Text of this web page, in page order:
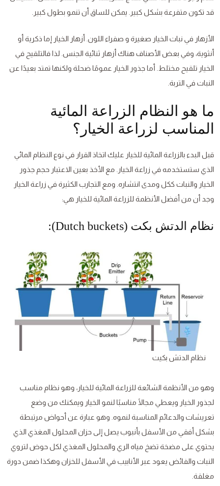
قد تكون متفرعة بشكل كبير. يمكن للساق أن تنمو بطول كبير.
الأزهار في نبات الخيار صغيرة و صفراء اللون. أزهار الخيار إما ذكرية أو
أنثوية، وفي بعض الأصناف هناك أزهار ثنائية الجنس. لذا فالتلقيح في
الخيار تلقيح مختلط. أما جذور الخيار عمومًا ضحلة ولكنها تمتد بعيدًا عن
النبات في التربة.
ما هو النظام الزراعة المائية
المناسب لزراعة الخيار؟
قبل البدء بالزراعة المائية للخيار عليك اتخاذ القرار في نوع النظام المائي
الذي ستستخدمه في زراعة الخيار. مع الأخذ بعين الاعتبار حجم جذور
الخيار والنبات ككل ومدى انتشاره. ومع التجارب الكثيرة في زراعة الخيار
وجد أن من أفضل الأنظمة للزراعة المائية للخيار هي:
نظام الدتش بكت (Dutch buckets):
نظام الدتش بكيت
وهو من الأنظمة الشائعة للزراعة المائية للخيار، وهو نظام مناسب
لجذور الخيار ويعطي مجالًا مناسبًا لنمو الخيار ويمكنك من وضع
تعريشات والدعائم المناسبة لنموه. وهو عبارة عن أحواض مرتبطة
بشكل أفقي من الأسفل بأنبوب يصل إلى حزان المحلول المغذي الذي
يحتوي على مضخة تضخ مياه الري والمحلول المغذي لكل حوض لتروي
النبات والفائض يعود عبر الأنابيب في الأسفل للخزان وهكذا ضمن دورة
مغلقة.